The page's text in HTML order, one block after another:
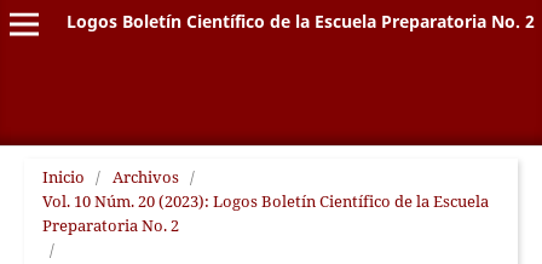
Logos Boletín Científico de la Escuela Preparatoria No. 2
Inicio / Archivos /
Vol. 10 Núm. 20 (2023): Logos Boletín Científico de la Escuela
Preparatoria No. 2
/